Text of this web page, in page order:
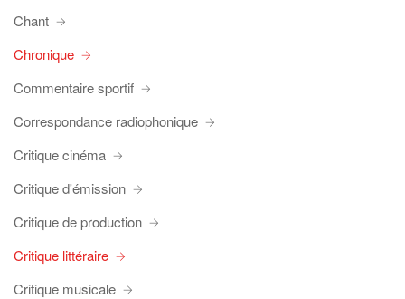
Chant
Chronique
Commentaire sportif
Correspondance radiophonique
Critique cinéma
Critique d'émission
Critique de production
Critique littéraire
Critique musicale